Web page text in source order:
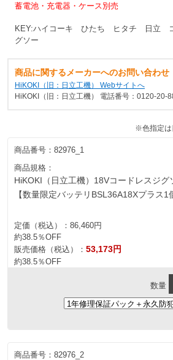
蓄電池・充電器・ケース別売
KEY:ハイコーキ ひたち ヒタチ 日立
グソー
商品に関するメーカーへのお問い合わせ
HiKOKI（旧：日立工機） Webサイトへ
HiKOKI（旧：日立工機） 電話番号：0120-20-
※色指定は
商品番号： 82976_1
商品規格：
HiKOKI（日立工機）18Vコードレスジグ
【数量限定バッテリBSL36A18Xプラス1
定価（税込）： 86,460円
約38.5％OFF
販売価格（税込）： 53,173円
約38.5％OFF
数量
商品番号： 82976_2